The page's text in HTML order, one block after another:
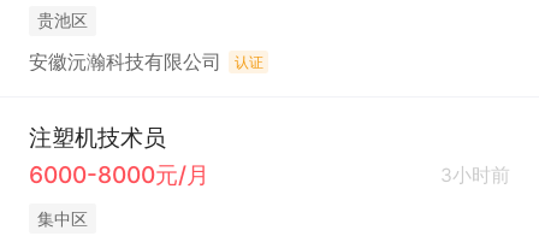
贵池区
安徽沅瀚科技有限公司 认证
注塑机技术员
6000-8000元/月
3小时前
集中区